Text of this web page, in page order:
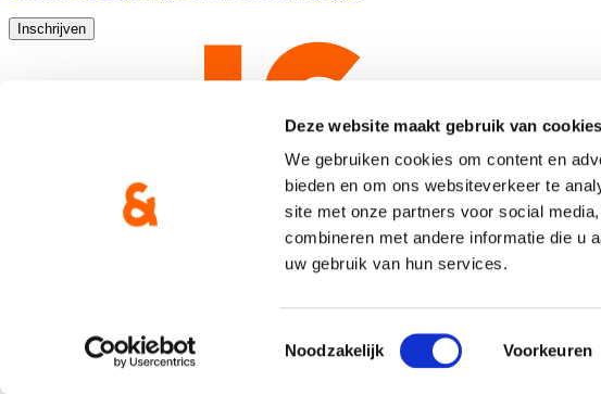
Deze website maakt gebruik van cookies
We gebruiken cookies om content en
bieden en om ons websiteverkeer te
site met onze partners voor social
combineren met andere informatie die u
uw gebruik van hun services.
Toestemmingsselectie
Noodzakelijk Voorkeuren
Brand Response